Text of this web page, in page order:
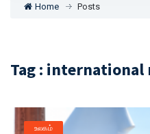
Home Posts
Tag : international
உலகம்